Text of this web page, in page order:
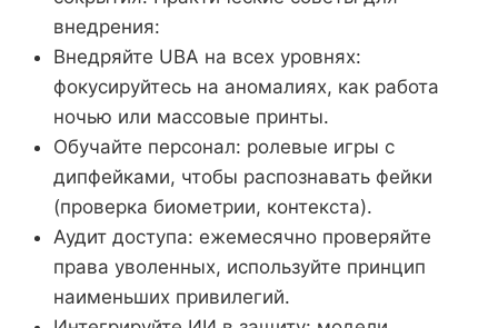
внедрения:
Внедряйте UBA на всех уровнях:
фокусируйтесь на аномалиях, как работа
ночью или массовые принты.
Обучайте персонал: ролевые игры с
дипфейками, чтобы распознавать фейки
(проверка биометрии, контекста).
Аудит доступа: ежемесячно проверяйте
права уволенных, используйте принцип
наименьших привилегий.